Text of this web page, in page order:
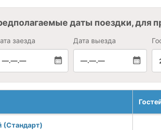
даты поездки, для
заезда
—.—.—
Дата выезда
—.—.—
(Стандарт)